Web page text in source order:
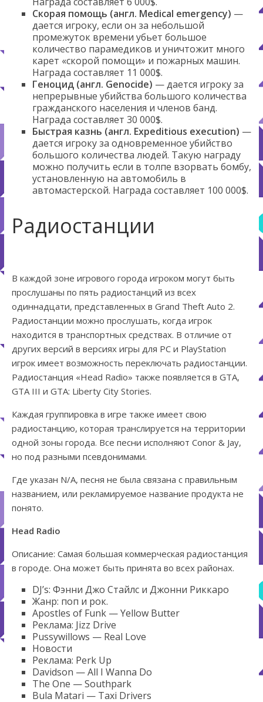
Скорая помощь (англ. Medical emergency) —
дается игроку, если он за небольшой
промежуток времени убьет большое
количество парамедиков и уничтожит много
карет «скорой помощи» и пожарных машин.
Награда составляет 11 000$.
Геноцид (англ. Genocide) — дается игроку за
непрерывные убийства большого количества
гражданского населения и членов банд.
Награда составляет 30 000$.
Быстрая казнь (англ. Expeditious execution) —
дается игроку за одновременное убийство
большого количества людей. Такую награду
можно получить если в толпе взорвать бомбу,
установленную на автомобиль в
автомастерской. Награда составляет 100 000$.
Радиостанции
В каждой зоне игрового города игроком могут быть
прослушаны по пять радиостанций из всех
одиннадцати, представленных в Grand Theft Auto 2.
Радиостанции можно прослушать, когда игрок
находится в транспортных средствах. В отличие от
других версий в версиях игры для PC и PlayStation
игрок имеет возможность переключать радиостанции.
Радиостанция «Head Radio» также появляется в GTA,
GTA III и GTA: Liberty City Stories.
Каждая группировка в игре также имеет свою
радиостанцию, которая транслируется на территории
одной зоны города. Все песни исполняют Conor & Jay,
но под разными псевдонимами.
Где указан N/A, песня не была связана с правильным
названием, или рекламируемое название продукта не
понято.
Head Radio
Описание: Самая большая коммерческая радиостанция
в городе. Она может быть принята во всех районах.
DJ’s: Фэнни Джо Стайлс и Джонни Риккаро
Жанр: поп и рок.
Apostles of Funk — Yellow Butter
Реклама: Jizz Drive
Pussywillows — Real Love
Новости
Реклама: Perk Up
Davidson — All I Wanna Do
The One — Southpark
Bula Matari — Taxi Drivers